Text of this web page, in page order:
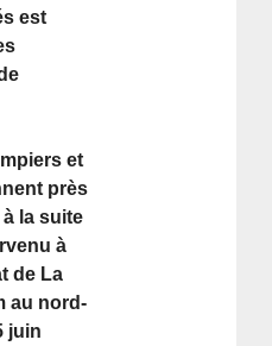
est
et
près
la suite
à
de La
au nord-
juin